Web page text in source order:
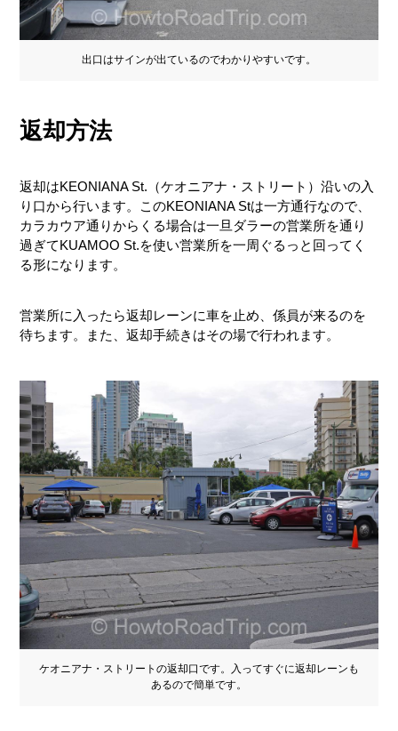
出口はサインが出ているのでわかりやすいです。
返却方法
返却はKEONIANA St.（ケオニアナ・ストリート）沿いの入
り口から行います。このKEONIANA Stは一方通行なので、
カラカウア通りからくる場合は一旦ダラーの営業所を通り
過ぎてKUAMOO St.を使い営業所を一周ぐるっと回ってく
る形になります。
営業所に入ったら返却レーンに車を止め、係員が来るのを
待ちます。また、返却手続きはその場で行われます。
ケオニアナ・ストリートの返却口です。入ってすぐに返却レーンも
あるので簡単です。